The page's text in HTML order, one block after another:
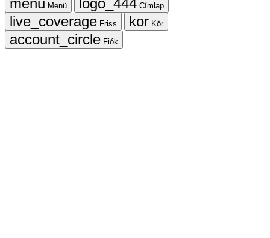
Menü
Címlap
Friss
Kör
Fiók